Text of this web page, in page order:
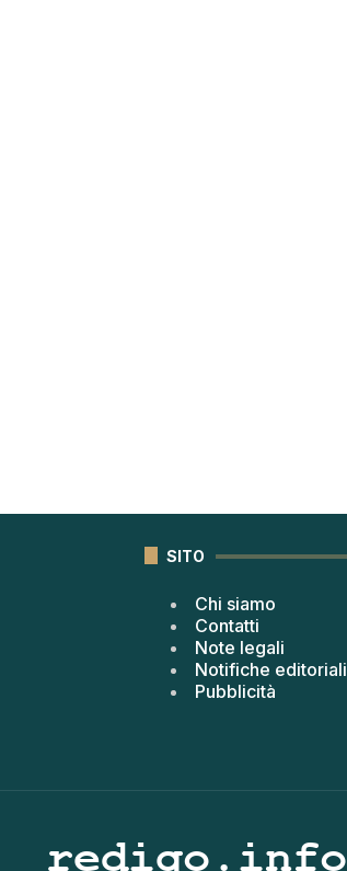
SITO
Chi siamo
Contatti
Note legali
Notifiche editoriali
Pubblicità